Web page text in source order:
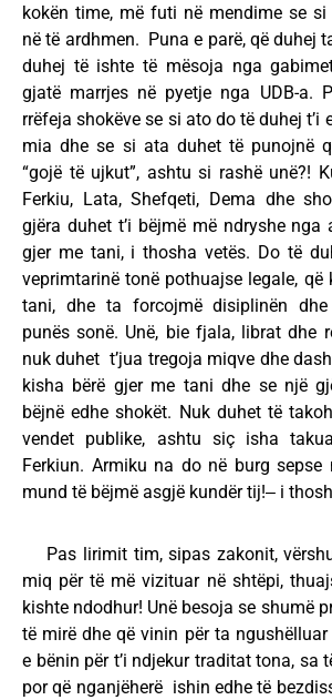
kokën time, më futi në mendime se
në të ardhmen. Puna e parë, që duhej
duhej të ishte të mësoja nga
gjatë marrjes në pyetje nga UDB-a.
rrëfeja shokëve se si ato do të duhej
mia dhe se si ata duhet të punojnë
“gojë të ujkut”, ashtu si rashë unë?!
Ferkiu, Lata, Shefqeti, Dema dhe
gjëra duhet t’i bëjmë më ndryshe nga
gjer me tani, i thosha vetës. Do të
veprimtarinë tonë pothuajse legale, që
tani, dhe ta forcojmë disiplinën
punës sonë. Unë, bie fjala, librat dhe
nuk duhet t’jua tregoja miqve dhe
kisha bërë gjer me tani dhe se një
bëjnë edhe shokët. Nuk duhet të
vendet publike, ashtu siç isha
Ferkiun. Armiku na do në burg
mund të bëjmë asgjë kundër tij!‒ i
Pas lirimit tim, sipas zakonit,
miq për të më vizituar në shtëpi,
kishte ndodhur! Unë besoja se shumë
të mirë dhe që vinin për ta
e bënin për t’i ndjekur traditat tona, sa
por që nganjëherë ishin edhe të